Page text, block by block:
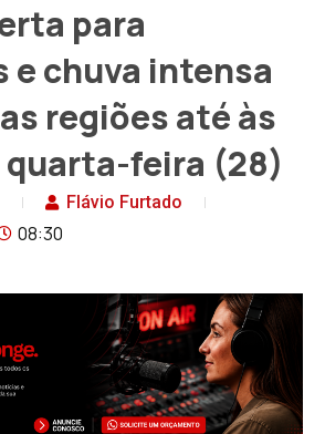
para
e chuva intensa
regiões até às
quarta-feira (28)
Flávio Furtado
08:30